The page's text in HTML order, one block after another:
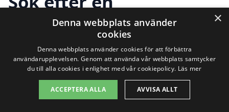
professionell för
husbesiktning i andra
städer nära Västra
Hagen
×
Denna webbplats använder
cookies
Denna webbplats använder cookies för att förbättra
användarupplevelsen. Genom att använda vår webbplats samtycker
du till alla cookies i enlighet med vår cookiepolicy. Läs mer
ACCEPTERA ALLA AVVISA ALLT